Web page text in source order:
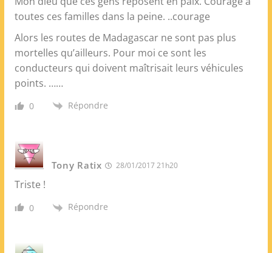
toutes ces familles dans la peine. ..courage
Alors les routes de Madagascar ne sont pas plus
mortelles qu’ailleurs. Pour moi ce sont les
conducteurs qui doivent maîtrisait leurs véhicules
points. ……
0 Répondre
Tony Ratix 28/01/2017 21h20
Triste !
0 Répondre